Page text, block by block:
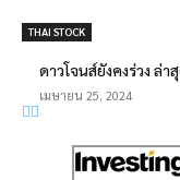
THAI STOCK
ดาวโจนส์ยังคงร่วง ล่า
เมษายน 25, 2024